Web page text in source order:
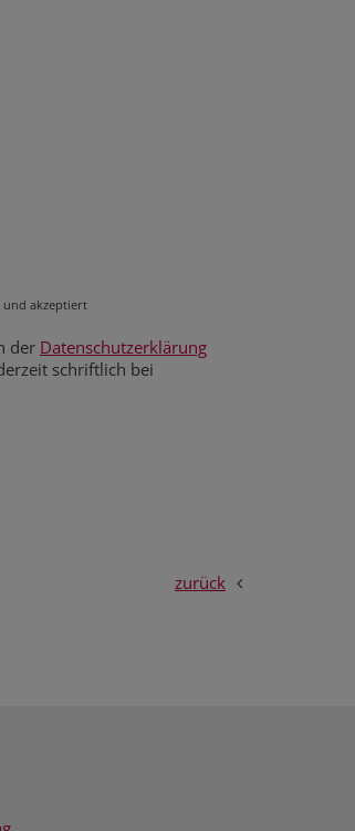
und akzeptiert
der Datenschutzerklärung
kann diese Zustimmung jederzeit schriftlich bei
zurück